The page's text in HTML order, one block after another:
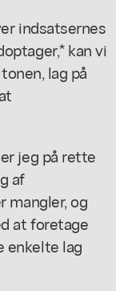
indsatsernes
kan vi
lag på
jeg på rette
af
mangler, og
at foretage
enkelte lag